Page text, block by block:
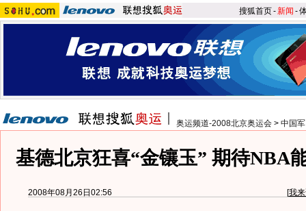
搜狐首页-新闻 -
奥运频道-2008北京奥运会 > 中国
基德北京狂喜“金镶玉” 期待NBA
2008年08月26日02:56 [我